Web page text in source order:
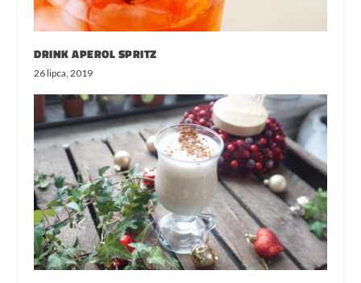
DRINK APEROL SPRITZ
26 lipca, 2019